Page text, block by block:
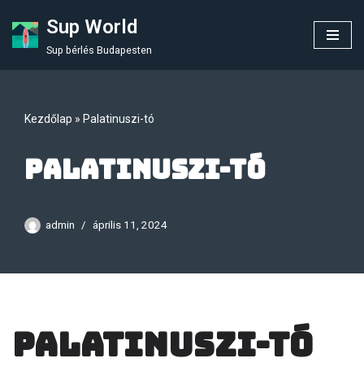
Skip
Sup World
Sup bérlés Budapesten
Kezdőlap » Palatinuszi-tó
Palatinuszi-tó
admin április 11, 2024
Palatinuszi-tó